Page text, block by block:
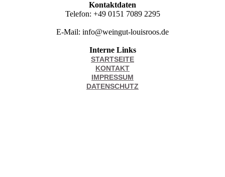
Kontaktdaten
Telefon: +49 0151 7089 2295
E-Mail: info@weingut-louisroos.de
Interne Links
STARTSEITE
KONTAKT
IMPRESSUM
DATENSCHUTZ